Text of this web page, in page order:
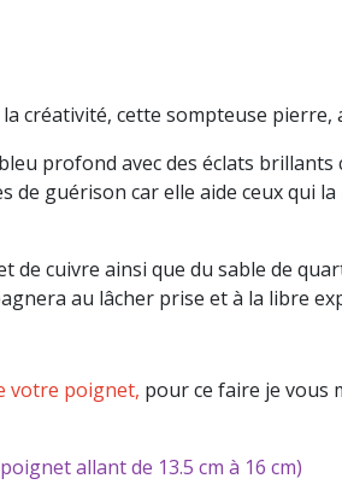
créativité, cette sompteuse pierre,
profond avec des éclats
guérison car elle aide ceux qui
cuivre ainsi que du sable de
au lâcher prise et à la libre
votre poignet, pour ce faire je vous
allant de 13.5 cm à 16 cm)